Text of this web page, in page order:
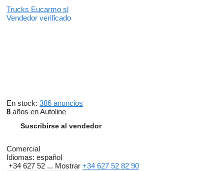
Trucks Eucarmo sl
Vendedor verificado
En stock: 386 anuncios
8 años en Autoline
Suscribirse al vendedor
Comercial
Idiomas: español
+34 627 52 ... Mostrar +34 627 52 82 90